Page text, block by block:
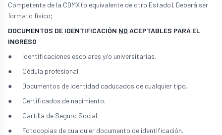
Competente de la CDMX (o equivalente de otro Estado). Deberá ser
formato físico;
DOCUMENTOS DE IDENTIFICACIÓN NO ACEPTABLES PARA EL
INGRESO
● Identificaciones escolares y/o universitarias.
● Cédula profesional.
● Documentos de identidad caducados de cualquier tipo.
● Certificados de nacimiento.
● Cartilla de Seguro Social.
● Fotocopias de cualquier documento de identificación.